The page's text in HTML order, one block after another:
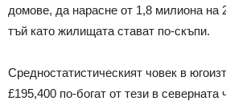
домове, да нарасне от 1,8 милиона на
тъй като жилищата стават по-скъпи.
Средностатистическият човек в
£195,400 по-богат от тези в северната